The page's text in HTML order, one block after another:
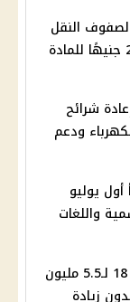
لصفوف النقل
شرائح
ودعم
2026 تبدأ أول يوليو
واللغات
صرف مرتبات يونيو يبدأ يوم 18 لـ5.5 مليون